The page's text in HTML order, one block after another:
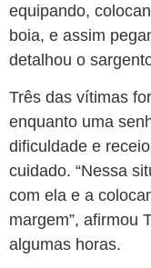
equipando,
boia, e assim
detalhou o
Três das vítimas
enquanto uma
dificuldade e
cuidado. “Nessa
com ela e a
margem”, afirmou
algumas horas.